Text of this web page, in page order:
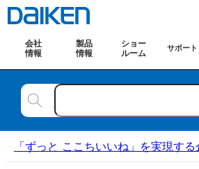
会社
情報
製品
情報
ショー
ルーム
サポート
「ずっと ここちいいね」を実現す